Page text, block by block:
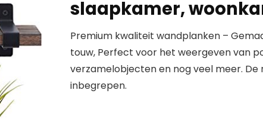
slaapkamer,
Premium kwaliteit wandplanken –
touw, Perfect voor het weergeven van
verzamelobjecten en nog veel meer. De
inbegrepen.